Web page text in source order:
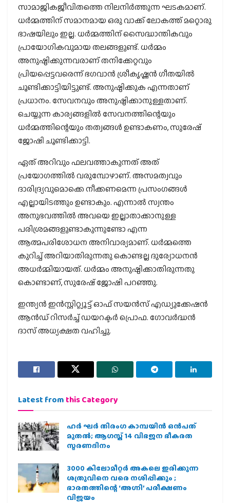
സാമാജികജീവിതത്തെ നിലനിര്‍ത്തുന്ന ഘടകമാണ്.
ധര്‍മ്മത്തിന് സമാനമായ ഒരു വാക്ക് ലോകത്ത് മറ്റൊരു
ഭാഷയിലും ഇല്ല. ധര്‍മ്മത്തിന് സൈദ്ധാന്തികവും
പ്രായോഗികവുമായ തലങ്ങളുണ്ട്. ധര്‍മ്മം
അനുഷ്ഠിക്കുന്നവരാണ് തനിക്കേറ്റവും
പ്രിയപ്പെട്ടവരെന്ന് ഭഗവാന്‍ ശ്രീകൃഷ്ണന്‍ ഗീതയില്‍
ചൂണ്ടിക്കാട്ടിയിട്ടുണ്ട്. അനുഷ്ഠിക്കുക എന്നതാണ്
പ്രധാനം. സേവനവും അനുഷ്ഠിക്കാനുള്ളതാണ്.
ചെയ്യുന്ന കാര്യങ്ങളില്‍ സേവനത്തിന്റെയും
ധര്‍മ്മത്തിന്റെയും തത്വങ്ങള്‍ ഉണ്ടാകണം, സുരേഷ്
ജോഷി ചൂണ്ടിക്കാട്ടി.
ഏത് അറിവും ഫലവത്താകുന്നത് അത്
പ്രയോഗത്തില്‍ വരുമ്പോഴാണ്. അസമത്വവും
ദാരിദ്ര്യവുമൊക്കെ നീക്കണമെന്ന പ്രസംഗങ്ങള്‍
എല്ലായിടത്തും ഉണ്ടാകും. എന്നാല്‍ സ്വന്തം
അനുഭവത്തില്‍ അവയെ ഇല്ലാതാക്കാനുള്ള
പരിശ്രമങ്ങളുണ്ടാകുന്നുണ്ടോ എന്ന
ആത്മപരിശോധന അനിവാര്യമാണ്. ധര്‍മ്മത്തെ
കുറിച്ച് അറിയാതിരുന്നതു കൊണ്ടല്ല ദുര്യോധനന്‍
അധര്‍മ്മിയായത്. ധര്‍മ്മം അനുഷ്ഠിക്കാതിരുന്നതു
കൊണ്ടാണ്, സുരേഷ് ജോഷി പറഞ്ഞു.
ഇന്ത്യന്‍ ഇന്‍സ്റ്റിറ്റ്യൂട്ട് ഓഫ് സയന്‍സ് എഡ്യുക്കേഷന്‍
ആന്‍ഡ് റിസര്‍ച്ച് ഡയറക്ടര്‍ പ്രൊഫ. ഗോവര്‍ദ്ധന്‍
ദാസ് അധ്യക്ഷത വഹിച്ചു.
Latest from this Category
ഹര്‍ ഘര്‍ തിരംഗ കാമ്പയിന്‍ ഒന്‍പത്
മുതല്‍; ആഗസ്ത് 14 വിഭജന ഭീകരത
സ്മരണദിനം
3000 കിലോമീറ്റർ അകലെ ഇരിക്കുന്ന
ശത്രുവിനെ വരെ നശിപ്പിക്കും ;
ഭാരതത്തിന്റെ ‘അഗ്നി’ പരീക്ഷണം
വിജയം